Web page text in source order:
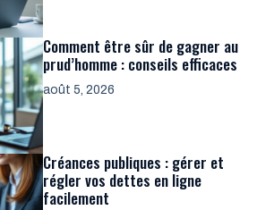
Comment être sûr de gagner au
prud’homme : conseils efficaces
août 5, 2026
Créances publiques : gérer et
régler vos dettes en ligne
facilement